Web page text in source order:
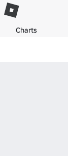
Charts